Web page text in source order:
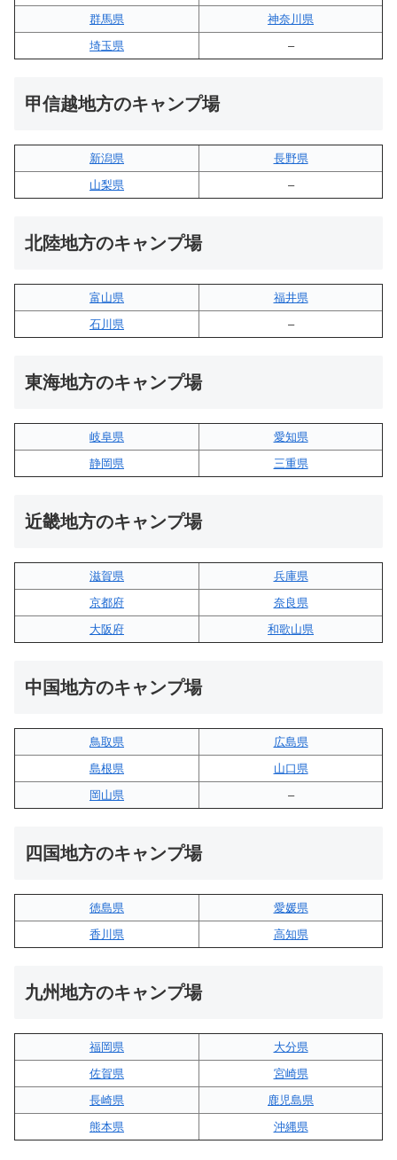
群馬県
神奈川県
埼玉県
–
甲信越地方のキャンプ場
新潟県
長野県
山梨県
–
北陸地方のキャンプ場
富山県
福井県
石川県
–
東海地方のキャンプ場
岐阜県
愛知県
静岡県
三重県
近畿地方のキャンプ場
滋賀県
兵庫県
京都府
奈良県
大阪府
和歌山県
中国地方のキャンプ場
鳥取県
広島県
島根県
山口県
岡山県
–
四国地方のキャンプ場
徳島県
愛媛県
香川県
高知県
九州地方のキャンプ場
福岡県
大分県
佐賀県
宮崎県
長崎県
鹿児島県
熊本県
沖縄県